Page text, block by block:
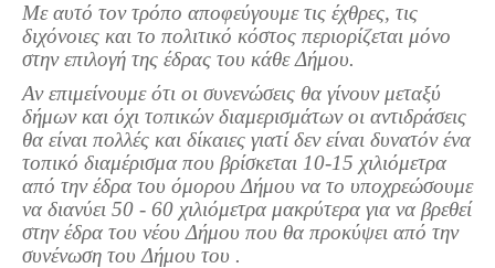
Πετρόκτιστα Σπίτια - Εκκλησίες
Πανοραμικές φωτογραφίες
Σύνδεσμοι
Με αυτό τον τρόπο αποφεύγουμε τις έχθρες, τις
διχόνοιες και το πολιτικό κόστος περιορίζεται μόνο
στην επιλογή της έδρας του κάθε Δήμου.
Αν επιμείνουμε ότι οι συνενώσεις θα γίνουν μεταξύ
δήμων και όχι τοπικών διαμερισμάτων οι αντιδράσεις
θα είναι πολλές και δίκαιες γιατί δεν είναι δυνατόν ένα
τοπικό διαμέρισμα που βρίσκεται 10-15 χιλιόμετρα
από την έδρα του όμορου Δήμου να το υποχρεώσουμε
να διανύει 50 - 60 χιλιόμετρα μακρύτερα για να βρεθεί
στην έδρα του νέου Δήμου που θα προκύψει από την
συνένωση του Δήμου του .